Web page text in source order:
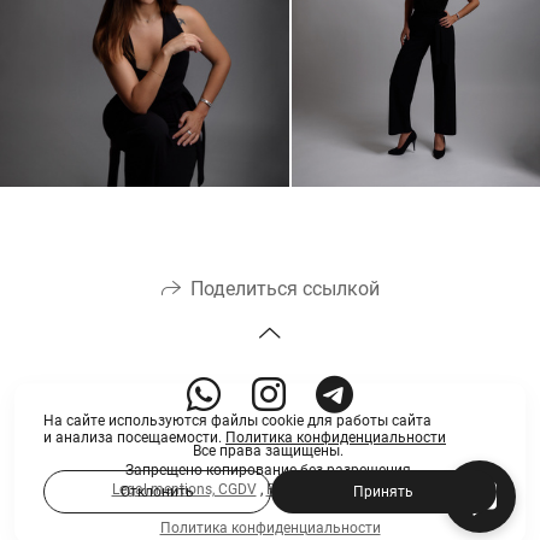
Поделиться ссылкой
Все права защищены.
Запрещено копирование без разрешения.
Legal mentions, CGDV, RGPD ©MARIA VALUEVA
Политика конфиденциальности
На сайте используются файлы cookie для работы сайта
и анализа посещаемости. Политика конфиденциальности
Отклонить Принять